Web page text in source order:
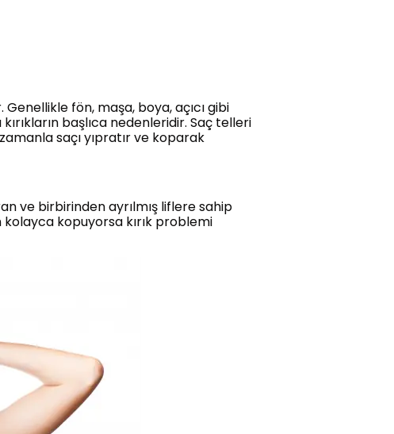
fön, maşa, boya, açıcı gibi
başlıca nedenleridir. Saç telleri
saçı yıpratır ve koparak
ve birbirinden ayrılmış liflere sahip
kolayca kopuyorsa kırık problemi